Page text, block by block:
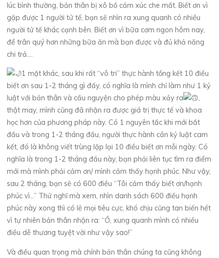
lúc bình thường, bản thân bị xô bồ cảm xúc che mắt. Biết ơn vì
gặp được 1 người tử tế, bạn sẽ nhìn ra xung quanh có nhiều
người tử tế khác cạnh bên. Biết ơn vì bữa cơm ngon hôm nay,
để trân quý hơn những bữa ăn mà bạn được và đủ khả năng
chi trả….
1 mặt khác, sau khi rất “vô tri” thực hành tổng kết 10 điều
biết ơn sau 1-2 tháng gì đấy, có nghĩa là mình chỉ làm như 1 kỷ
luật với bản thân và cầu nguyện cho phép màu xảy ra
,
thật may, mình cũng đã nhận ra được giá trị thực tế và khoa
học hơn của phương pháp này. Có 1 nguyên tắc khi mới bắt
đầu và trong 1-2 tháng đầu, người thực hành cần kỷ luật cam
kết, đó là không viết trùng lặp lại 10 điều biết ơn mỗi ngày. Có
nghĩa là trong 1-2 tháng đầu này, bạn phải liên tục tìm ra điểm
mới mà mình phải cảm ơn/ mình cảm thấy hạnh phúc. Như vậy,
sau 2 tháng, bạn sẽ có 600 điều “Tôi cảm thấy biết ơn/hạnh
phúc vì…” Thử nghĩ mà xem, nhìn danh sách 600 điều hạnh
phúc này xong thì có lẽ mọi tiêu cực, khó chịu cũng tan biến hết
vì tự nhiên bản thân nhận ra: “Ồ, xung quanh mình có nhiều
điều dễ thương tuyệt vời như vậy sao!”
Và điều quan trọng mà chính bản thân chúng ta cũng không